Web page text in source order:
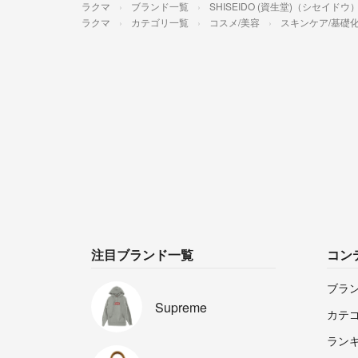
ラクマ ブランド一覧
SHISEIDO (資生堂)（シセイドウ
ラクマ
カテゴリ一覧 コスメ/美容 スキンケア/基礎
注目ブランド一覧
Supreme
コン
ブラ
カテ
ラン